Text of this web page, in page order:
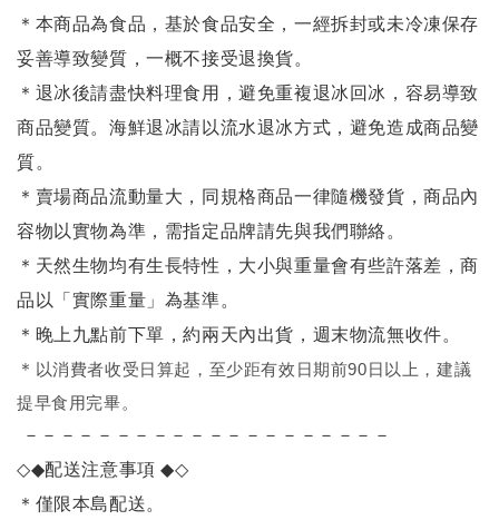
＊本商品為食品，基於食品安全，一經拆封或未冷凍保存
妥善導致變質，一概不接受退換貨。
＊退冰後請盡快料理食用，避免重複退冰回冰，容易導致
商品變質。海鮮退冰請以流水退冰方式，避免造成商品變
質。
＊賣場商品流動量大，同規格商品一律隨機發貨，商品內
容物以實物為準，需指定品牌請先與我們聯絡。
＊天然生物均有生長特性，大小與重量會有些許落差，商
品以「實際重量」為基準。
＊晚上九點前下單，約兩天內出貨，週末物流無收件。
＊ 以消費者收受日算起，至少距有效日期前90日以上，建議
提早食用完畢。
－－－－－－－－－－－－－－－－－－－－
◇◆配送注意事項◆◇
＊僅限本島配送。